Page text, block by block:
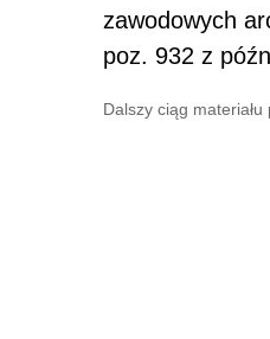
zawodowych
poz. 932 z
Dalszy ciąg materiału